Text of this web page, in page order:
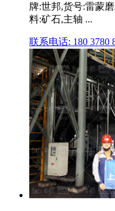
牌:世邦,货号:雷蒙
料:矿石,主轴 ...
联系电话: 180 3780